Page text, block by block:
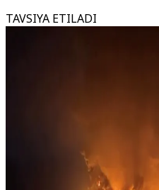
TAVSIYA ETILADI